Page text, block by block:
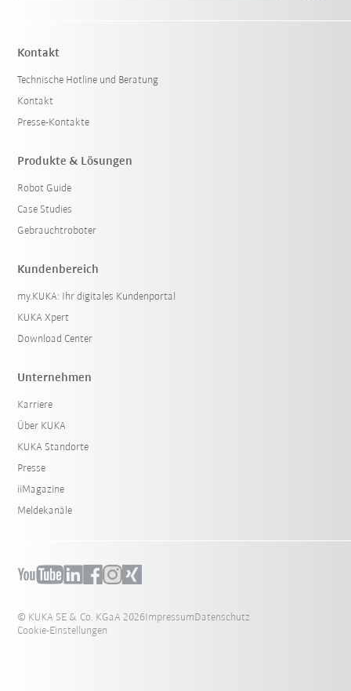
Kontakt
Technische Hotline und Beratung
Kontakt
Presse-Kontakte
Produkte & Lösungen
Robot Guide
Case Studies
Gebrauchtroboter
Kundenbereich
my.KUKA: Ihr digitales Kundenportal
KUKA Xpert
Download Center
Unternehmen
Karriere
Über KUKA
KUKA Standorte
Presse
iiMagazine
Meldekanäle
© KUKA SE & Co. KGaA 2026ImpressumDatenschutz
Cookie-Einstellungen